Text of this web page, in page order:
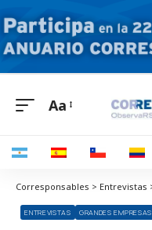
Aa
ENTREVISTAS GRANDES EMPRESAS